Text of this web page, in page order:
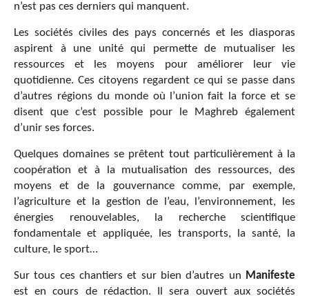
n’est pas ces derniers qui manquent.
Les sociétés civiles des pays concernés et les diasporas
aspirent à une unité qui permette de mutualiser les
ressources et les moyens pour améliorer leur vie
quotidienne. Ces citoyens regardent ce qui se passe dans
d’autres régions du monde où l’union fait la force et se
disent que c’est possible pour le Maghreb également
d’unir ses forces.
Quelques domaines se prêtent tout particulièrement à la
coopération et à la mutualisation des ressources, des
moyens et de la gouvernance comme, par exemple,
l’agriculture et la gestion de l’eau, l’environnement, les
énergies renouvelables, la recherche scientifique
fondamentale et appliquée, les transports, la santé, la
culture, le sport…
Sur tous ces chantiers et sur bien d’autres un Manifeste
est en cours de rédaction. Il sera ouvert aux sociétés